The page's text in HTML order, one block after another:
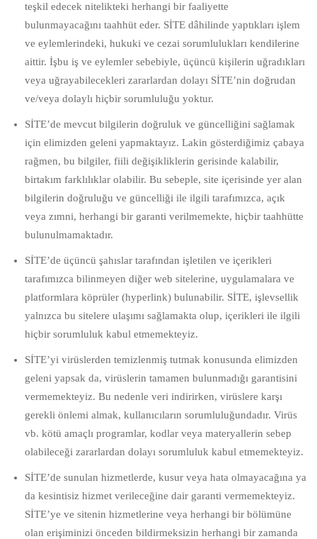
teşkil edecek nitelikteki herhangi bir faaliyette
bulunmayacağını taahhüt eder. SİTE dâhilinde yaptıkları işlem
ve eylemlerindeki, hukuki ve cezai sorumlulukları kendilerine
aittir. İşbu iş ve eylemler sebebiyle, üçüncü kişilerin uğradıkları
veya uğrayabilecekleri zararlardan dolayı SİTE’nin doğrudan
ve/veya dolaylı hiçbir sorumluluğu yoktur.
SİTE’de mevcut bilgilerin doğruluk ve güncelliğini sağlamak
için elimizden geleni yapmaktayız. Lakin gösterdiğimiz çabaya
rağmen, bu bilgiler, fiili değişikliklerin gerisinde kalabilir,
birtakım farklılıklar olabilir. Bu sebeple, site içerisinde yer alan
bilgilerin doğruluğu ve güncelliği ile ilgili tarafımızca, açık
veya zımni, herhangi bir garanti verilmemekte, hiçbir taahhütte
bulunulmamaktadır.
SİTE’de üçüncü şahıslar tarafından işletilen ve içerikleri
tarafımızca bilinmeyen diğer web sitelerine, uygulamalara ve
platformlara köprüler (hyperlink) bulunabilir. SİTE, işlevsellik
yalnızca bu sitelere ulaşımı sağlamakta olup, içerikleri ile ilgili
hiçbir sorumluluk kabul etmemekteyiz.
SİTE’yi virüslerden temizlenmiş tutmak konusunda elimizden
geleni yapsak da, virüslerin tamamen bulunmadığı garantisini
vermemekteyiz. Bu nedenle veri indirirken, virüslere karşı
gerekli önlemi almak, kullanıcıların sorumluluğundadır. Virüs
vb. kötü amaçlı programlar, kodlar veya materyallerin sebep
olabileceği zararlardan dolayı sorumluluk kabul etmemekteyiz.
SİTE’de sunulan hizmetlerde, kusur veya hata olmayacağına ya
da kesintisiz hizmet verileceğine dair garanti vermemekteyiz.
SİTE’ye ve sitenin hizmetlerine veya herhangi bir bölümüne
olan erişiminizi önceden bildirmeksizin herhangi bir zamanda